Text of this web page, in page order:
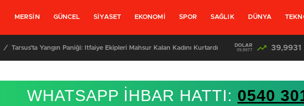
MERSİN GÜNCEL SİYASET EKONOMİ SPOR SAĞLIK DÜNYA
/ Mersin’de Almanları Dolandıran 7 Kişi Tutuklandı DOLAR
39,9977 39,9931
WHATSAPP İHBAR HATTI: 0540